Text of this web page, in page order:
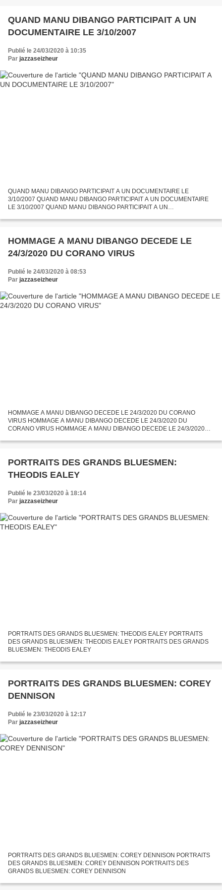
QUAND MANU DIBANGO PARTICIPAIT A UN
DOCUMENTAIRE LE 3/10/2007
Publié le 24/03/2020 à 10:35
Par jazzaseizheur
QUAND MANU DIBANGO PARTICIPAIT A UN DOCUMENTAIRE LE
3/10/2007 QUAND MANU DIBANGO PARTICIPAIT A UN DOCUMENTAIRE
LE 3/10/2007 QUAND MANU DIBANGO PARTICIPAIT A UN
MANU DIBANGO, il m'est...
HOMMAGE A MANU DIBANGO DECEDE LE
24/3/2020 DU CORANO VIRUS
Publié le 24/03/2020 à 08:53
Par jazzaseizheur
HOMMAGE A MANU DIBANGO DECEDE LE 24/3/2020 DU CORANO
VIRUS HOMMAGE A MANU DIBANGO DECEDE LE 24/3/2020 DU
CORANO VIRUS HOMMAGE A MANU DIBANGO DECEDE LE 24/3/2020
le grand saxophoniste...
PORTRAITS DES GRANDS BLUESMEN:
THEODIS EALEY
Publié le 23/03/2020 à 18:14
Par jazzaseizheur
PORTRAITS DES GRANDS BLUESMEN: THEODIS EALEY PORTRAITS
DES GRANDS BLUESMEN: THEODIS EALEY PORTRAITS DES GRANDS
BLUESMEN: THEODIS EALEY
PORTRAITS DES GRANDS BLUESMEN: COREY
DENNISON
Publié le 23/03/2020 à 12:17
Par jazzaseizheur
PORTRAITS DES GRANDS BLUESMEN: COREY DENNISON PORTRAITS
DES GRANDS BLUESMEN: COREY DENNISON PORTRAITS DES
GRANDS BLUESMEN: COREY DENNISON